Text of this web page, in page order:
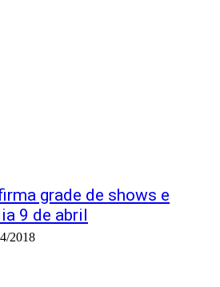
grade de shows e
9 de abril
2018